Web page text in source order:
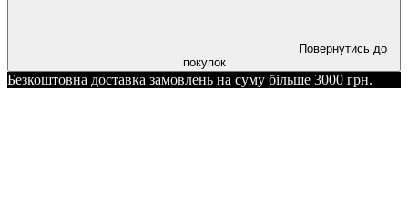
Повернутись до
покупок
Безкоштовна доставка замовлень на суму більше 3000 грн.